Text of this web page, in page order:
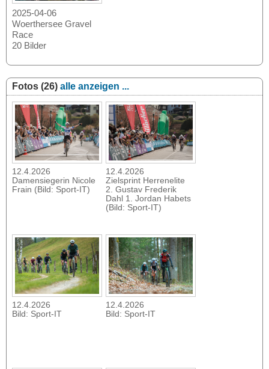
2025-04-06
Woerthersee Gravel
Race
20 Bilder
Fotos (26) alle anzeigen ...
12.4.2026
Damensiegerin Nicole
Frain (Bild: Sport-IT)
12.4.2026
Zielsprint Herrenelite
2. Gustav Frederik
Dahl 1. Jordan Habets
(Bild: Sport-IT)
12.4.2026
Bild: Sport-IT
12.4.2026
Bild: Sport-IT